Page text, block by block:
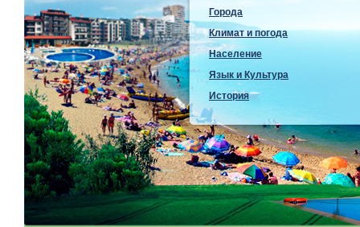
Города
Климат и погода
Население
Язык и Культура
История